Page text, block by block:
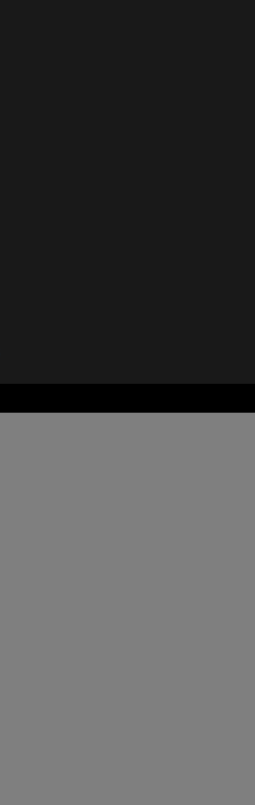
en nueva ventana)
en nueva ventana)